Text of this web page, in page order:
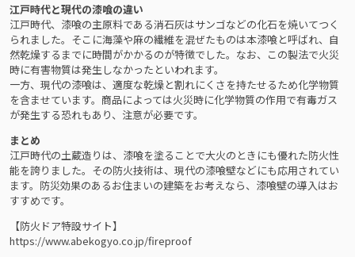
江戸時代と現代の漆喰の違い
江戸時代、漆喰の主原料である消石灰はサンゴなどの化石を焼いてつく
られました。そこに海藻や麻の繊維を混ぜたものは本漆喰と呼ばれ、自
然乾燥するまでに時間がかかるのが特徴でした。なお、この製法で火災
時に有害物質は発生しなかったといわれます。
一方、現代の漆喰は、適度な乾燥と割れにくさを持たせるため化学物質
を含ませています。商品によっては火災時に化学物質の作用で有毒ガス
が発生する恐れもあり、注意が必要です。
まとめ
江戸時代の土蔵造りは、漆喰を塗ることで大火のときにも優れた防火性
能を誇りました。その防火技術は、現代の漆喰壁などにも応用されてい
ます。防災効果のあるお住まいの建築をお考えなら、漆喰壁の導入はお
すすめです。
【防火ドア特設サイト】
https://www.abekogyo.co.jp/fireproof